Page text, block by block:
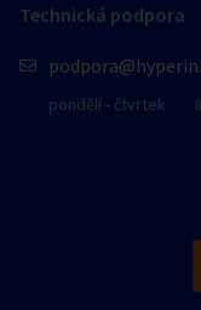
Technická podpora
pondělí - čtvrtek